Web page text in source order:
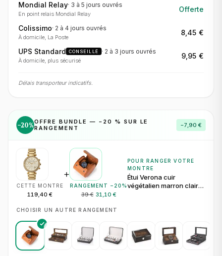
Mondial Relay· 3 à 5 jours ouvrés
En point relais Mondial Relay
Offerte
Colissimo· 2 à 4 jours ouvrés
À domicile, La Poste
8,45 €
UPS Standard CONSEILLÉ · 2 à 3 jours ouvrés
À domicile, plus sécurisé
9,95 €
Délais transporteur indicatifs.
−20%OFFRE BUNDLE — − 20 % SUR LE
RANGEMENT
−7,90 €
CETTE MONTRE
119,40 €
+
RANGEMENT − 20 %
39 € 31,10 €
POUR RANGER VOTRE
MONTRE
Étui Verona cuir
végétalien marron clair
CHOISIR UN AUTRE RANGEMENT